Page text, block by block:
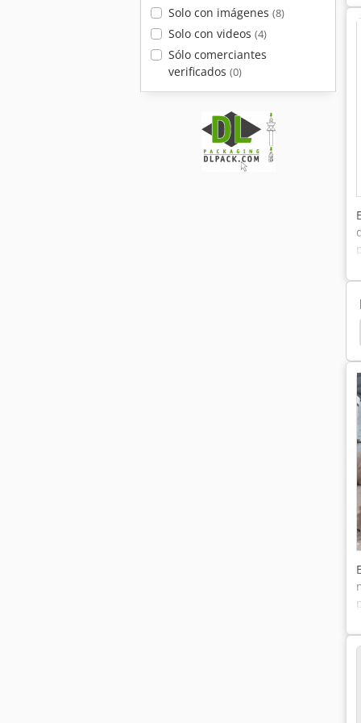
Solo con imágenes (8)
Solo con videos (4)
Sólo comerciantes
verificados (0)